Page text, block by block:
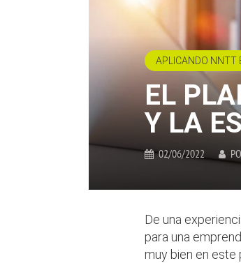
APLICANDO NNTT
EL
Y LA
02/06/2022
De una
para una
muy bien en este